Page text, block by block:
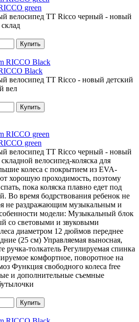
green
велосипед TT Ricco черный - новый
Black
велосипед TT Ricco - новый детский
вел
green
велосипед TT Ricco черный - новый
велосипед-коляска для
колеса с покрытием из EVA-
хорошую проходимость, поэтому
пока коляска плавно едет под
Во время бодрствования ребенок не
не раздражающим музыкальным и
модели: Музыкальный блок
со световыми и звуковыми
диаметром 12 дюймов переднее
(25 см) Управляемая выносная,
ручка-толкатель Регулируемая спинка
комфортное, поворотное на
Функция свободного колеса free
и дополнительные съемные